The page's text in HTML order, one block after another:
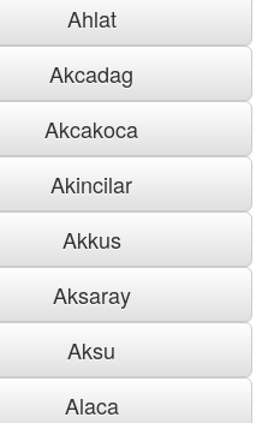
Ahlat
Akcadag
Akcakoca
Akincilar
Akkus
Aksaray
Aksu
Alaca